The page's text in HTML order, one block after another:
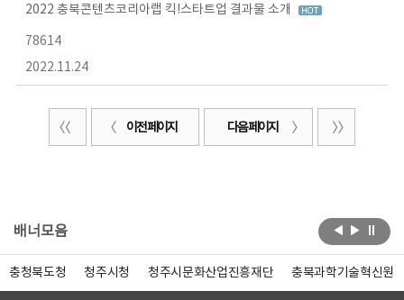
2022 충북콘텐츠코리아랩 킥!스타트업 결과물 소개
78614
2022.11.24
이전 페이지 다음 페이지
배너모음
충청북도청 청주시청 청주시문화산업진흥재단 충북과학기술혁신원